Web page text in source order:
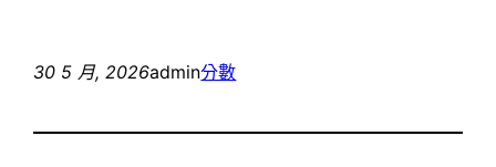
30 5 月, 2026admin分數